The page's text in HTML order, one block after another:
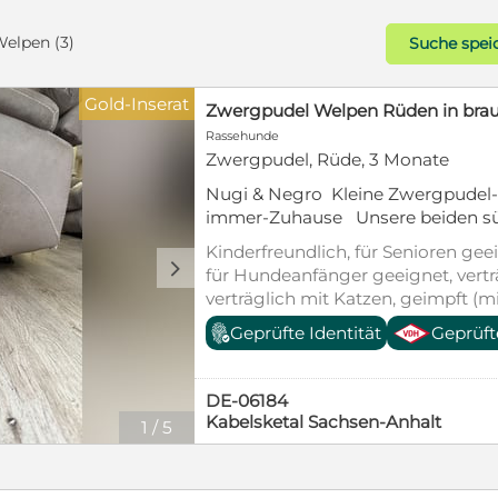
(3) Suche
1 /5
d
Gold-Inserat Zwergpudel Welpen Rüden in
Rassehunde
Zwergpudel, Rüde, 3 Monate
Nugi & Negro Kleine Zwergpudel-Rüden suchen ihr Für-
immer-Zuhause Unsere beiden
Rüden, geboren am 29.05.2026,
unserer Familie auf. Sie sind
und bereit, bald die große weite
Elterntiere sind auf rassetypische
und gesundheitlich getestet: ✔️
Laboklin Pudelpaket 2 Beim
FCI-, VDH- & VDP-Ahnentafel�
Mikrochip� Altersgerechte
Entwurmungen� Kuscheldecke
Futter für die erste Zeit Wir
Kinderfreundlich, für Senioren
für Hundeanfänger geeignet,
verträglich mit Katzen, geimpft
entwurmt, gechipt, mit EU-
Geprüfte Identität
DE-06184
Kabelsketal Sachsen-Anhalt